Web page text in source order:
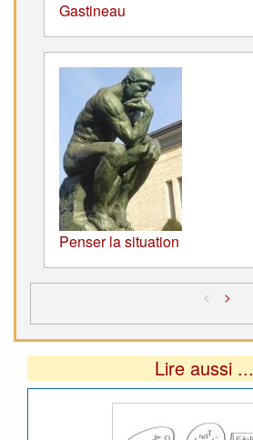
Gastineau
Penser la situation
< >
Lire aussi ...